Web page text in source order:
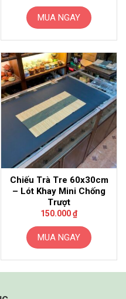
MUA NGAY
Chiếu Trà Tre 60x30cm
– Lót Khay Mini Chống
Trượt
150.000₫
MUA NGAY